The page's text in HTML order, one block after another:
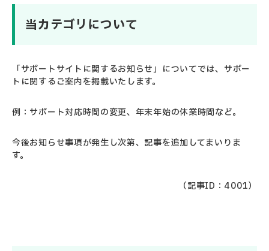
当カテゴリについて
「サポートサイトに関するお知らせ」についてでは、サポー
トに関するご案内を掲載いたします。
例：サポート対応時間の変更、年末年始の休業時間など。
今後お知らせ事項が発生し次第、記事を追加してまいりま
す。
（記事ID：4001）